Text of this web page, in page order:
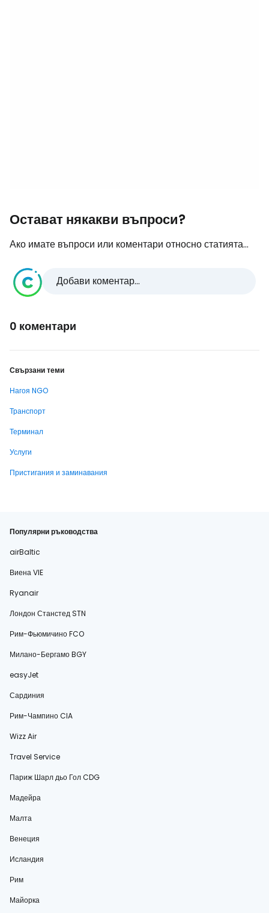
Остават някакви въпроси?
Ако имате въпроси или коментари относно статията...
Добави коментар...
0 коментари
Свързани теми
Нагоя NGO
Транспорт
Терминал
Услуги
Пристигания и заминавания
Популярни ръководства
airBaltic
Виена VIE
Ryanair
Лондон Станстед STN
Рим-Фьюмичино FCO
Милано-Бергамо BGY
easyJet
Сардиния
Рим-Чампино CIA
Wizz Air
Travel Service
Париж Шарл дьо Гол CDG
Мадейра
Малта
Венеция
Исландия
Рим
Майорка